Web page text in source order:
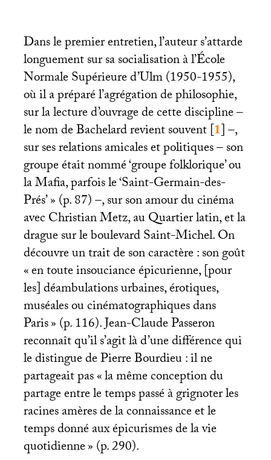
Dans le premier entretien, l’auteur s’attarde
longuement sur sa socialisation à l’École
Normale Supérieure d’Ulm (1950-1955),
où il a préparé l’agrégation de philosophie,
sur la lecture d’ouvrage de cette discipline –
le nom de Bachelard revient souvent[1]–,
sur ses relations amicales et politiques – son
groupe était nommé ‘groupe folklorique’ ou
la Mafia, parfois le ‘Saint-Germain-des-
Prés’» (p. 87) –, sur son amour du cinéma
avec Christian Metz, au Quartier latin, et la
drague sur le boulevard Saint-Michel. On
découvre un trait de son caractère : son goût
«en toute insouciance épicurienne, [pour
les] déambulations urbaines, érotiques,
muséales ou cinématographiques dans
Paris» (p. 116). Jean-Claude Passeron
reconnaît qu’il s’agit là d’une différence qui
le distingue de Pierre Bourdieu : il ne
partageait pas «la même conception du
partage entre le temps passé à grignoter les
racines amères de la connaissance et le
temps donné aux épicurismes de la vie
quotidienne» (p. 290).